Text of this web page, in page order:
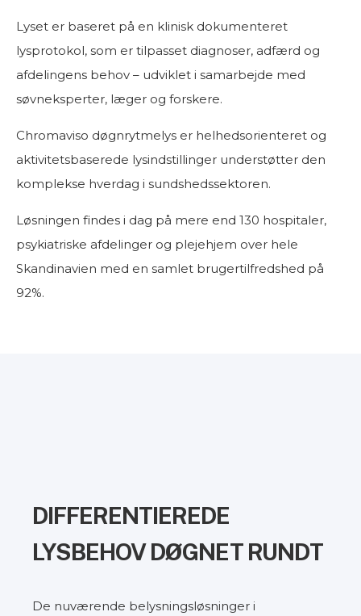
Lyset er baseret på en klinisk dokumenteret
lysprotokol, som er tilpasset diagnoser, adfærd og
afdelingens behov – udviklet i samarbejde med
søvneksperter, læger og forskere.
Chromaviso døgnrytmelys er helhedsorienteret og
aktivitetsbaserede lysindstillinger understøtter den
komplekse hverdag i sundshedssektoren.
Løsningen findes i dag på mere end 130 hospitaler,
psykiatriske afdelinger og plejehjem over hele
Skandinavien med en samlet brugertilfredshed på
92%.
DIFFERENTIEREDE
LYSBEHOV DØGNET RUNDT
De nuværende belysningsløsninger i